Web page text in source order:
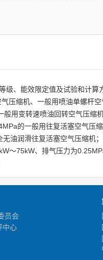
级、能效限定值及试验和计
压缩机、一般用喷油单螺杆
用变转速喷油回转空气压
的一般用往复活塞空气压
油润滑往复活塞空气压缩机
～75kW、排气压力为
员会
中心